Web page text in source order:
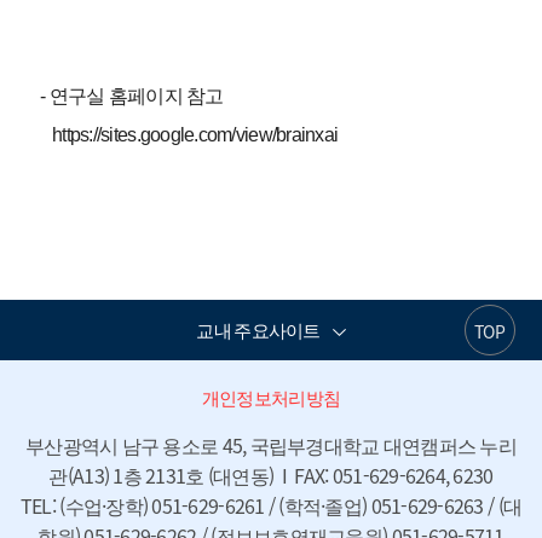
- 연구실 홈페이지 참고
https://sites.google.com/view/brainxai
TOP
교내 주요사이트
개인정보처리방침
부산광역시 남구 용소로 45, 국립부경대학교 대연캠퍼스 누리
관(A13) 1층 2131호 (대연동)  I  FAX: 051-629-6264, 6230
TEL: (수업·장학) 051-629-6261 / (학적·졸업) 051-629-6263 / (대